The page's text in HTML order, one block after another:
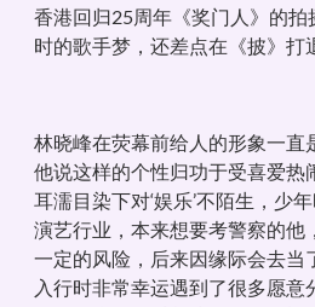
香港回归25周年《奖门人》的
时的歌手梦，还差点在《披》打
林晓峰在荧幕前给人的形象一直
他说这样的个性归功于受喜爱热
耳濡目染下对‘娱乐’不陌生，少
演艺行业，本来想要考警察的他
一定的风险，后来因缘际会去当
入行时非常幸运遇到了很多愿